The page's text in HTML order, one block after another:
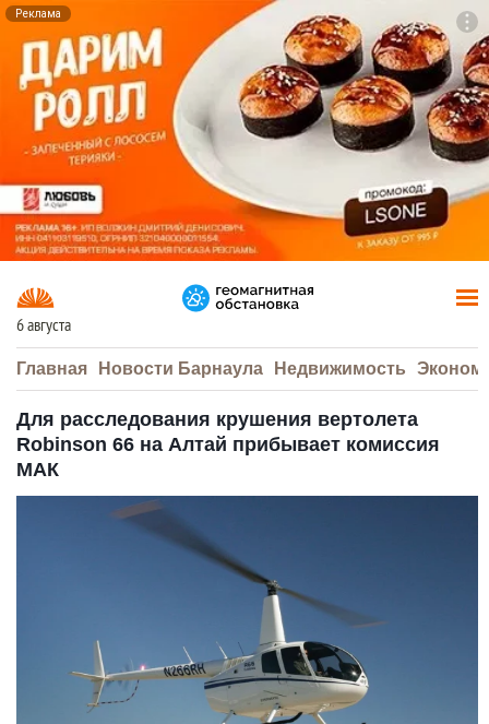
Реклама
6 августа
Главная Новости Барнаула Недвижимость
Для расследования крушения вертолета
Robinson 66 на Алтай прибывает комиссия
МАК